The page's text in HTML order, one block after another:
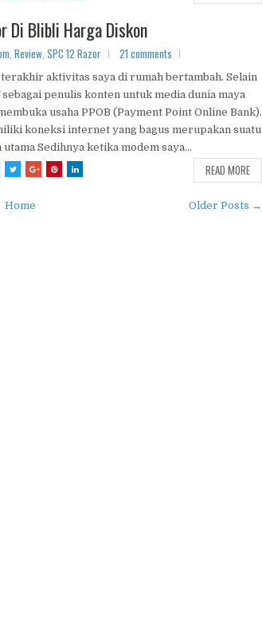
Di Blibli Harga Diskon
Review SPC 12 Razor 21 comments
terakhir aktivitas saya di rumah bertambah. Selain
penulis konten untuk media dunia maya
usaha PPOB (Payment Point Online Bank).
koneksi internet yang bagus merupakan suatu
Sedihnya ketika modem saya...
READ MORE
Older Posts →
Home